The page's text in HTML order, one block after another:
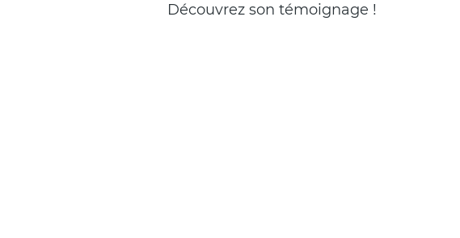
Chapeau
Découvrez son témoignage !